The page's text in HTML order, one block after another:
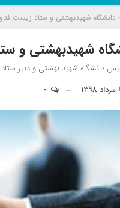
دانشگاه شهیدبهشتی و ستاد زیست
شهیدبهشتی و
دانشگاه شهید بهشتی و دبیر